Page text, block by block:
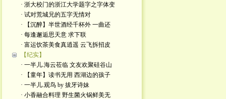
· 浙大校门的浙江大学题字之字体变
· 试对荒城兄的五字无情对
· 【沉醉】半世酒经千杯外 一曲还
· 每逢邂逅思天意 求下联
· 富运饮茶美食真逍遥 云飞拆招皮
【纪实】
· 一半儿.海云莅临 文友欢聚硅谷山
· 【童年】读书无用 西湖边的孩子
· 一半儿.观鸟 by 拔牙诗妹
· 小香融合料理 野生菌火锅鲜美无